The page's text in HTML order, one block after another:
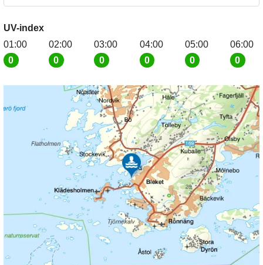
UV-index
01:00
0
02:00
0
03:00
0
04:00
0
05:00
0
06:00
0